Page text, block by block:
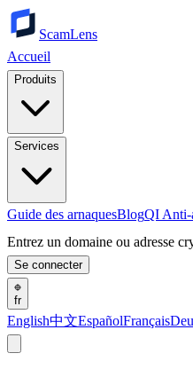
ScamLens
Accueil
Produits
Services
Guide des arnaquesBlogQI Anti-
Entrez un domaine ou adresse
Se connecter
fr
English中文EspañolFrançais